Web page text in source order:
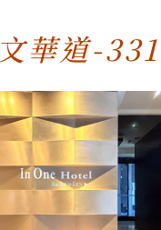
文華道-331